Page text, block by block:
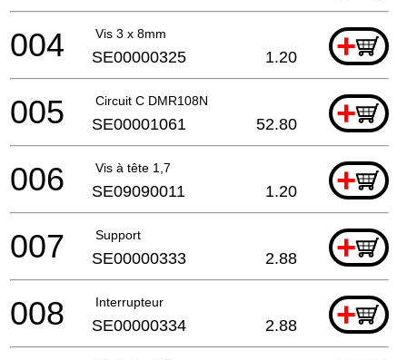
Vis 3 x 8mm +
004 SE00000325 1.20
Circuit C DMR108N +
005 SE00001061 52.80
Vis à tête 1,7 +
006 SE09090011 1.20
Support +
007 SE00000333 2.88
Interrupteur +
008 SE00000334 2.88